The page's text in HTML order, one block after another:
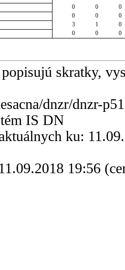
0 0
0
0 0
0
3 1
0
0 0 0
skratky,
dnzr/dnzr-
IS DN
ku:
19:56